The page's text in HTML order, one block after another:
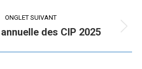
ONGLET SUIVANT
Onglet
des CIP 2025